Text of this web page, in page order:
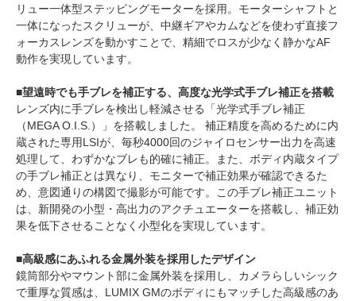
リュー一体型ステッピングモーターを採用。モーターシャフトと
一体になったスクリューが、中継ギアやカムなどを使わず直接フ
ォーカスレンズを動かすことで、精細でロスが少なく静かなAF
動作を実現しています。
■望遠時でも手ブレを補正する、高度な光学式手ブレ補正を搭載
レンズ内に手ブレを検出し軽減させる「光学式手ブレ補正
（MEGA O.I.S.）」を搭載しました。 補正精度を高めるために内
蔵された専用LSIが、毎秒4000回のジャイロセンサー出力を高速
処理して、わずかなブレも的確に補正。また、ボディ内蔵タイプ
の手ブレ補正とは異なり、モニターで補正効果が確認できるた
め、意図通りの構図で撮影が可能です。この手ブレ補正ユニット
は、新開発の小型・高出力のアクチュエーターを搭載し、補正効
果を低下させることなく小型化を実現しています。
■高級感にあふれる金属外装を採用したデザイン
鏡筒部分やマウント部に金属外装を採用し、カメラらしいシック
で重厚な質感は、LUMIX GMのボディにもマッチした高級感のあ